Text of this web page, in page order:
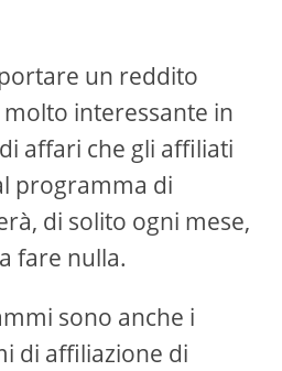
un reddito
interessante in
affari che gli affiliati
programma di
di solito ogni mese,
fare nulla.
sono anche i
di affiliazione di